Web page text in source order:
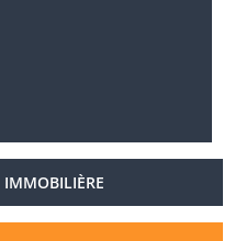
IMMOBILIÈRE